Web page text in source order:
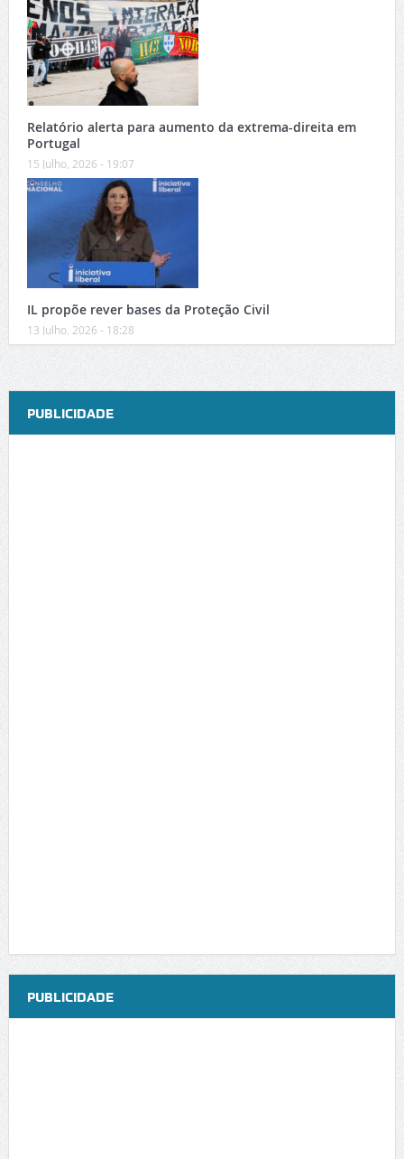
Relatório alerta para aumento da extrema-direita em
Portugal
15 Julho, 2026 - 19:07
IL propõe rever bases da Proteção Civil
13 Julho, 2026 - 18:28
PUBLICIDADE
PUBLICIDADE